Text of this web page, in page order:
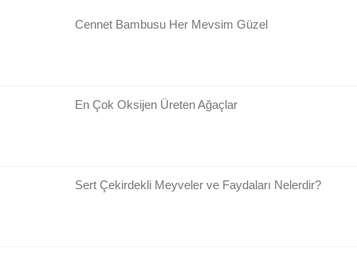
Cennet Bambusu Her Mevsim Güzel
En Çok Oksijen Üreten Ağaçlar
Sert Çekirdekli Meyveler ve Faydaları Nelerdir?